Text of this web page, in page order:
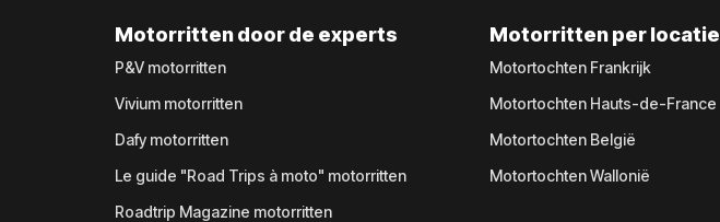
Motorritten door de experts
P&V motorritten
Vivium motorritten
Dafy motorritten
Le guide "Road Trips à moto" motorritten
Roadtrip Magazine motorritten
Motorritten per locatie
Motortochten Frankrijk
Motortochten Hauts-de-France
Motortochten België
Motortochten Wallonië